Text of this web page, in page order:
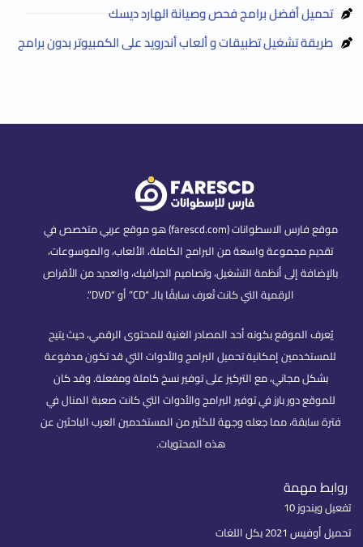
تحميل أفضل برامج فحص وصيانة الهارد ديسك
طريقة تشغيل تطبيقات و ألعاب أندرويد على الكمبيوتر بدون برامج
موقع فارس الاسطوانات (farescd.com) هو موقع عربي متخصص في
تقديم مجموعة واسعة من البرامج الكاملة، الألعاب، والموسوعات،
بالإضافة إلى أنظمة التشغيل، وتصاميم الجرافيك، والعديد من الأقراص
الرقمية التي كانت تُعرف سابقًا بالـ “CD” أو “DVD”.
يُعرف الموقع بكونه أحد المصادر الغنية للمحتوى الرقمي، حيث يتيح
للمستخدمين إمكانية تحميل البرامج والأدوات التي قد تكون مدفوعة
بشكل مجاني، مع التركيز على توفير نسخ كاملة ومفعلة. وقد كان
للموقع دور بارز في توفير البرامج والأدوات التي كانت صعبة المنال في
فترة سابقة، مما جعله وجهة للكثير من المستخدمين العرب الباحثين عن
هذه المحتويات.
روابط مهمة
تفعيل ويندوز 10
تحميل أوفيس 2021 بكل اللغات